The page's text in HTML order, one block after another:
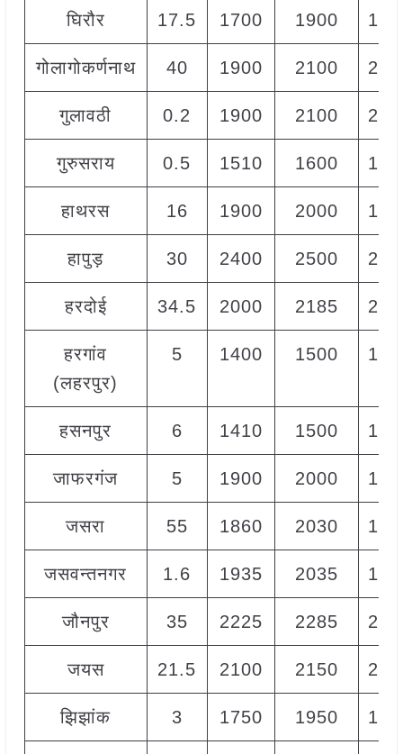
घिरौर 17.5 1700 1900
गोलागोकर्णनाथ 40 1900 2100
गुलावठी 0.2 1900 2100
गुरुसराय 0.5 1510 1600
हाथरस 16 1900 2000
हापुड़ 30 2400 2500
हरदोई 34.5 2000 2185
हरगांव
(लहरपुर)
5 1400 1500
हसनपुर 6 1410 1500
जाफरगंज 5 1900 2000
जसरा 55 1860 2030
जसवन्तनगर 1.6 1935 2035
जौनपुर 35 2225 2285
जयस 21.5 2100 2150
झिझांक 3 1750 1950